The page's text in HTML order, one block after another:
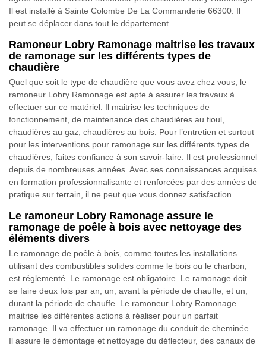
Il est installé à Sainte Colombe De La Commanderie 66300. Il
peut se déplacer dans tout le département.
Ramoneur Lobry Ramonage maitrise les travaux
de ramonage sur les différents types de
chaudière
Quel que soit le type de chaudière que vous avez chez vous, le
ramoneur Lobry Ramonage est apte à assurer les travaux à
effectuer sur ce matériel. Il maitrise les techniques de
fonctionnement, de maintenance des chaudières au fioul,
chaudières au gaz, chaudières au bois. Pour l’entretien et surtout
pour les interventions pour ramonage sur les différents types de
chaudières, faites confiance à son savoir-faire. Il est professionnel
depuis de nombreuses années. Avec ses connaissances acquises
en formation professionnalisante et renforcées par des années de
pratique sur terrain, il ne peut que vous donnez satisfaction.
Le ramoneur Lobry Ramonage assure le
ramonage de poêle à bois avec nettoyage des
éléments divers
Le ramonage de poêle à bois, comme toutes les installations
utilisant des combustibles solides comme le bois ou le charbon,
est réglementé. Le ramonage est obligatoire. Le ramonage doit
se faire deux fois par an, un, avant la période de chauffe, et un,
durant la période de chauffe. Le ramoneur Lobry Ramonage
maitrise les différentes actions à réaliser pour un parfait
ramonage. Il va effectuer un ramonage du conduit de cheminée.
Il assure le démontage et nettoyage du déflecteur, des canaux de